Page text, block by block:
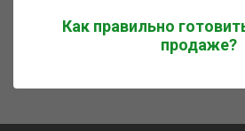
Как правильно
продаже?